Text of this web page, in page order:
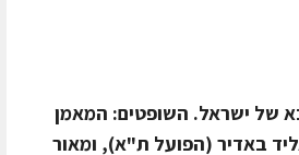
של ישראל. השופטים: המאמן
באדיר (הפועל ת"א), ומאור